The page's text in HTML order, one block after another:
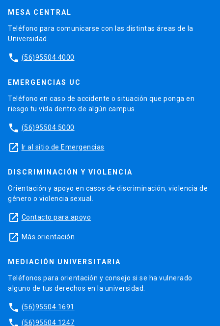
MESA CENTRAL
Teléfono para comunicarse con las distintas áreas de la
Universidad.
phone (56)95504 4000
EMERGENCIAS UC
Teléfono en caso de accidente o situación que ponga en
riesgo tu vida dentro de algún campus.
phone (56)95504 5000
launch Ir al sitio de Emergencias
DISCRIMINACIÓN Y VIOLENCIA
Orientación y apoyo en casos de discriminación, violencia de
género o violencia sexual.
launch Contacto para apoyo
launch Más orientación
MEDIACIÓN UNIVERSITARIA
Teléfonos para orientación y consejo si se ha vulnerado
alguno de tus derechos en la universidad.
phone (56)95504 1691
phone (56)95504 1247